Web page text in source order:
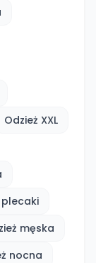
Odzież XXL
męska
nocna